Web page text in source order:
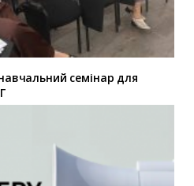
семінар для